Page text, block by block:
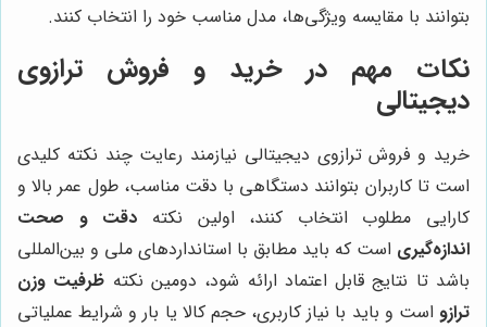
بتوانند با مقایسه ویژگی‌ها، مدل مناسب خود را انتخاب کنند.
نکات مهم در خرید و فروش ترازوی
دیجیتالی
خرید و فروش ترازوی دیجیتالی نیازمند رعایت چند نکته کلیدی
است تا کاربران بتوانند دستگاهی با دقت مناسب، طول عمر بالا و
کارایی مطلوب انتخاب کنند، اولین نکته دقت و صحت
اندازه‌گیری است که باید مطابق با استانداردهای ملی و بین‌المللی
باشد تا نتایج قابل اعتماد ارائه شود، دومین نکته ظرفیت وزن
ترازو است و باید با نیاز کاربری، حجم کالا یا بار و شرایط عملیاتی